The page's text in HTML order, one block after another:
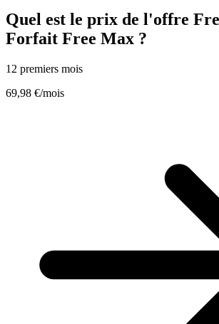
Quel est le prix de l'offre
Forfait Free Max ?
12 premiers mois
69,98 €/mois